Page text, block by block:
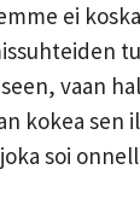
ei
vaan
kokea sen
soi